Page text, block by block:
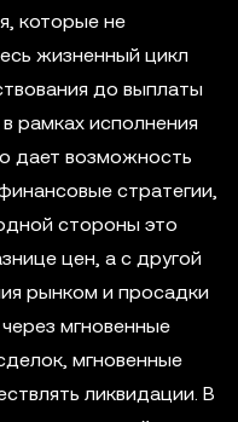
которые не
жизненный цикл
до выплаты
рамках исполнения
дает возможность
стратегии,
стороны это
цен, а с другой
рынком и просадки
мгновенные
мгновенные
ликвидации. В